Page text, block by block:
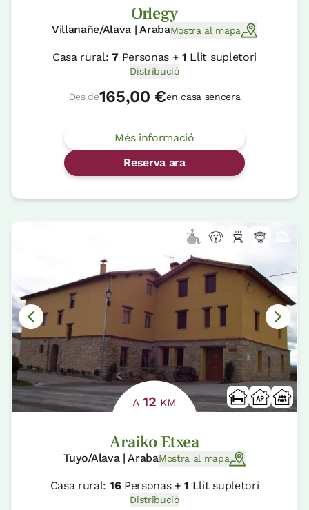
Orlegy
Villanañe/Alava | ArabaMostra al mapa
Casa rural:7Personas +1 Llit supletori
Distribució
Des de165,00 €en casa sencera
Més informació
Reserva ara
A12 KM
Araiko Etxea
Tuyo/Alava | ArabaMostra al mapa
Casa rural: 16Personas +1 Llit supletori
Distribució